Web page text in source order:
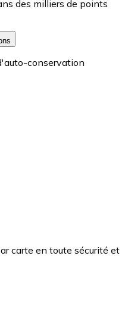
des milliers de points
conservation
carte en toute sécurité et